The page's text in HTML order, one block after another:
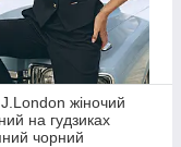
жіночий
на гудзиках
чорний